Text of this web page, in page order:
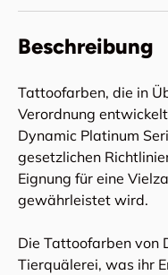
Beschreibung
Tattoofarben, die in
Verordnung
Dynamic Platinum
gesetzlichen
Eignung für eine
gewährleistet wird.
Die Tattoofarben von
Tierquälerei, was ihr